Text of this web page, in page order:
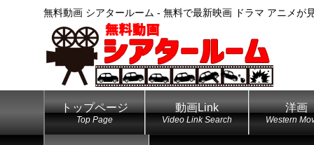
無料動画 シアタールーム - 無料で最新映画 ドラマ アニメが
トップページ
Top Page
動画Link
Video Link Search
洋画
Western